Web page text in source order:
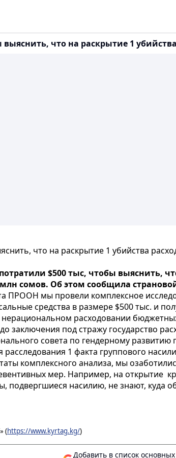
что на раскрытие 1
что на раскрытие 1 убийства
$500 тыс, чтобы выяснить,
млн сомов. Об этом сообщила
ПРООН мы провели комплексное
средства в размере $500 тыс. и
расходовании
заключения под стражу государство
совета по гендерному развитию
расследования 1 факта группового
комплексного анализа, мы
мер. Например, на открытие
насилию, не знают, куда
(https://www.kyrtag.kg/)
Добавить в список основных